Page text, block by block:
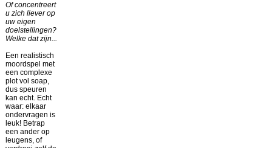
Of concentreert
u zich liever op
uw eigen
doelstellingen?
Welke dat zijn...
Een realistisch
moordspel met
een complexe
plot vol soap,
dus speuren
kan echt. Echt
waar: elkaar
ondervragen is
leuk! Betrap
een ander op
leugens, of